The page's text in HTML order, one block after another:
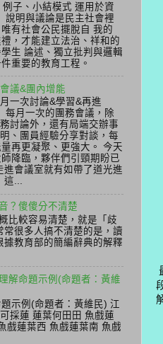
子、小結模式 運用於資
明與議論是民主社會裡
有社會公民擺脫自 我的
，才能建立法治、祥和的
生 論述、獨立批判與邏輯
重要的教育工程。
議&團內增能
月一次討論&學習&再進
每月一次的團務會議，除
務討論外，還有局端交辦事
、團員經驗分享對談，每
再更凝聚、更強大。 今天
降臨，夥伴們引頸期盼已
進會議室就有如帶了道光進
這...
？傻傻分不清楚
比較容易清楚，就是「歧
常很多人搞不清楚的是，讀
據教育部的簡編辭典的解釋
解命題示例(命題者：黃維
示例(命題者：黃維民) 江
蓮 蓮葉何田田 魚戲蓮
戲蓮葉西 魚戲蓮葉南 魚戲